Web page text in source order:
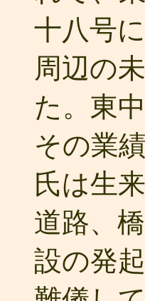
十八号
周辺の
た。東
その業
氏は生
道路、
設の発